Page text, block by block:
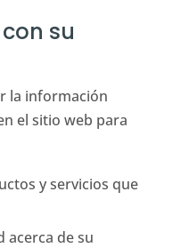
su
la información
el sitio web para
y servicios que
acerca de su